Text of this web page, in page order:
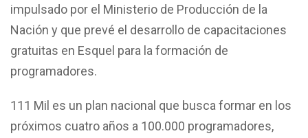
impulsado por el Ministerio de Producción de la
Nación y que prevé el desarrollo de capacitaciones
gratuitas en Esquel para la formación de
programadores.
111 Mil es un plan nacional que busca formar en los
próximos cuatro años a 100.000 programadores,